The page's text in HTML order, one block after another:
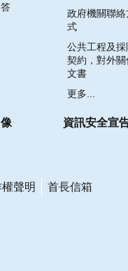
政府機關聯絡
式
公共工程及採
契約，對外關
文書
更多...
資訊安全宣
聲明 首長信箱